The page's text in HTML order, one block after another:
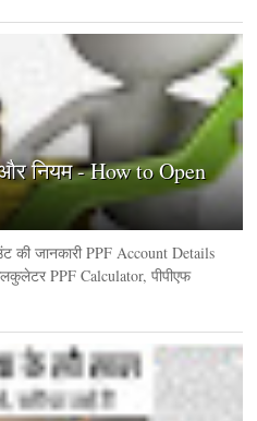
नियम - How to Open
की जानकारी PPF Account Details
PPF Calculator, पीपीएफ